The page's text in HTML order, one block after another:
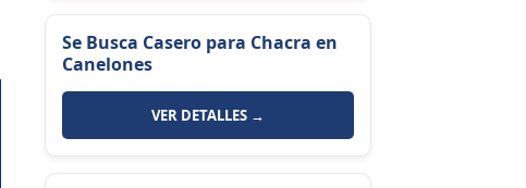
Se Busca Casero para Chacra en
Canelones
VER DETALLES →